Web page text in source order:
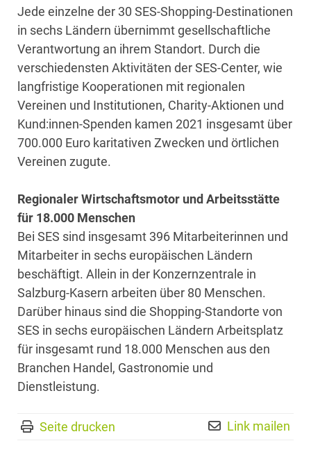
Jede einzelne der 30 SES-Shopping-Destinationen
in sechs Ländern übernimmt gesellschaftliche
Verantwortung an ihrem Standort. Durch die
verschiedensten Aktivitäten der SES-Center, wie
langfristige Kooperationen mit regionalen
Vereinen und Institutionen, Charity-Aktionen und
Kund:innen-Spenden kamen 2021 insgesamt über
700.000 Euro karitativen Zwecken und örtlichen
Vereinen zugute.
Regionaler Wirtschaftsmotor und Arbeitsstätte
für 18.000 Menschen
Bei SES sind insgesamt 396 Mitarbeiterinnen und
Mitarbeiter in sechs europäischen Ländern
beschäftigt. Allein in der Konzernzentrale in
Salzburg-Kasern arbeiten über 80 Menschen.
Darüber hinaus sind die Shopping-Standorte von
SES in sechs europäischen Ländern Arbeitsplatz
für insgesamt rund 18.000 Menschen aus den
Branchen Handel, Gastronomie und
Dienstleistung.
Seite drucken Link mailen